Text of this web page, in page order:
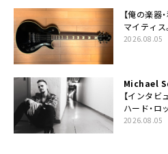
【俺の楽器
マイティス
2026.08.05
Michael
【インタビ
ハード・ロ
スト来日決
2026.08.05